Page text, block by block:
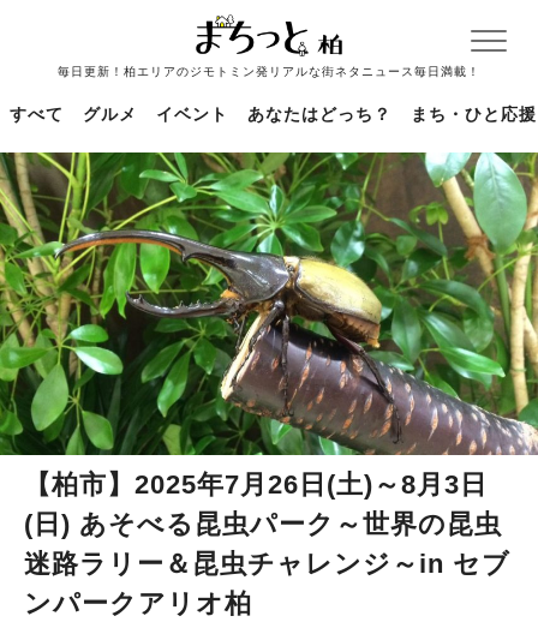
毎日更新！柏エリアのジモトミン発リアルな街ネタニュース毎日満載！
すべて グルメ イベント あなたはどっち？ まち・ひと応援
【柏市】2025年7月26日(土)～8月3日
(日) あそべる昆虫パーク～世界の昆虫
迷路ラリー＆昆虫チャレンジ～in セブ
ンパークアリオ柏